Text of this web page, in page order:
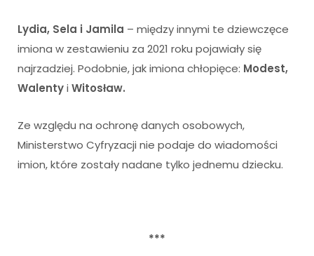
Lydia, Sela i Jamila – między innymi te dziewczęce
imiona w zestawieniu za 2021 roku pojawiały się
najrzadziej. Podobnie, jak imiona chłopięce: Modest,
Walentyi Witosław.
Ze względu na ochronę danych osobowych,
Ministerstwo Cyfryzacji nie podaje do wiadomości
imion, które zostały nadane tylko jednemu dziecku.
***